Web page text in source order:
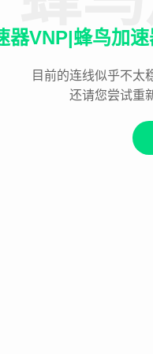
器VNP|蜂鸟加
目前的连线似乎不太
还请您尝试重